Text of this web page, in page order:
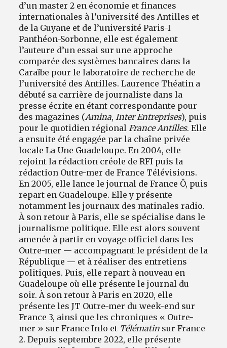
d’un master 2 en économie et finances
internationales à l’université des Antilles et
de la Guyane et de l’université Paris-I
Panthéon-Sorbonne, elle est également
l’auteure d’un essai sur une approche
comparée des systèmes bancaires dans la
Caraïbe pour le laboratoire de recherche de
l’université des Antilles. Laurence Théatin a
débuté sa carrière de journaliste dans la
presse écrite en étant correspondante pour
des magazines (Amina,Inter Entreprises), puis
pour le quotidien régionalFrance Antilles. Elle
a ensuite été engagée par la chaîne privée
locale La Une Guadeloupe. En 2004, elle
rejoint la rédaction créole de RFI puis la
rédaction Outre-mer de France Télévisions.
En 2005, elle lance le journal de France Ô, puis
repart en Guadeloupe. Elle y présente
notamment les journaux des matinales radio.
À son retour à Paris, elle se spécialise dans le
journalisme politique. Elle est alors souvent
amenée à partir en voyage officiel dans les
Outre-mer — accompagnant le président de la
République — et à réaliser des entretiens
politiques. Puis, elle repart à nouveau en
Guadeloupe où elle présente le journal du
soir. À son retour à Paris en 2020, elle
présente les JT Outre-mer du week-end sur
France 3, ainsi que les chroniques « Outre-
mer » sur France Info et Télématin sur France
2. Depuis septembre 2022, elle présente